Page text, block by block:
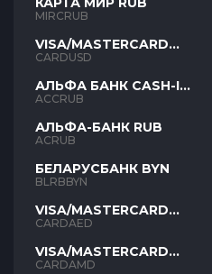
MIRCRUB
VISA/MASTERCARD
USD
CARDUSD
АЛЬФА БАНК CASH-IN
RUB
ACCRUB
АЛЬФА-БАНК RUB
ACRUB
БЕЛАРУСБАНК BYN
BLRBBYN
VISA/MASTERCARD
AED
CARDAED
VISA/MASTERCARD
AMD
CARDAMD